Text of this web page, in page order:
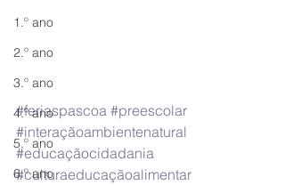
1.º ano
2.º ano
3.º ano
4.º ano
5.º ano
6.º ano
#feriaspascoa #preescolar
#interaçãoambientenatural
#educaçãocidadania
#culturaeducaçãoalimentar